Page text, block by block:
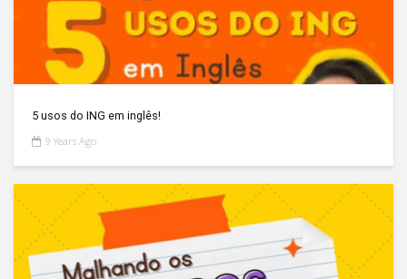
5 usos do ING em inglês!
9 Years Ago